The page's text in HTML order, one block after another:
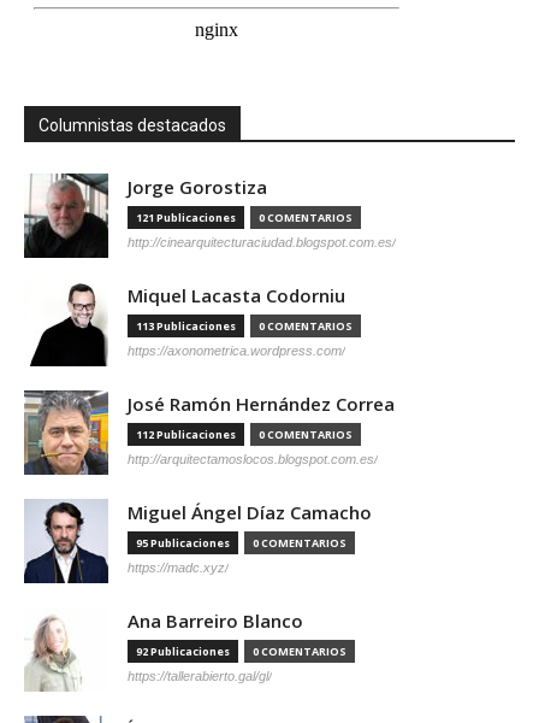
Columnistas destacados
Jorge Gorostiza
121 Publicaciones 0 COMENTARIOS
http://cinearquitecturaciudad.blogspot.com.es/
Miquel Lacasta Codorniu
113 Publicaciones 0 COMENTARIOS
https://axonometrica.wordpress.com/
José Ramón Hernández Correa
112 Publicaciones 0 COMENTARIOS
http://arquitectamoslocos.blogspot.com.es/
Miguel Ángel Díaz Camacho
95 Publicaciones 0 COMENTARIOS
https://madc.xyz/
Ana Barreiro Blanco
92 Publicaciones 0 COMENTARIOS
https://tallerabierto.gal/gl/